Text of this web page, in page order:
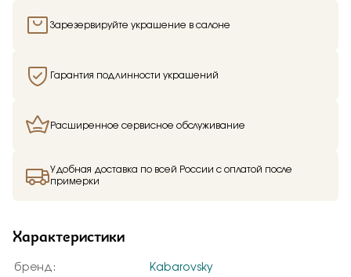
Зарезервируйте украшение в салоне
Гарантия подлинности украшений
Расширенное сервисное обслуживание
Удобная доставка по всей России с оплатой после
примерки
Характеристики
бренд: Kabarovsky